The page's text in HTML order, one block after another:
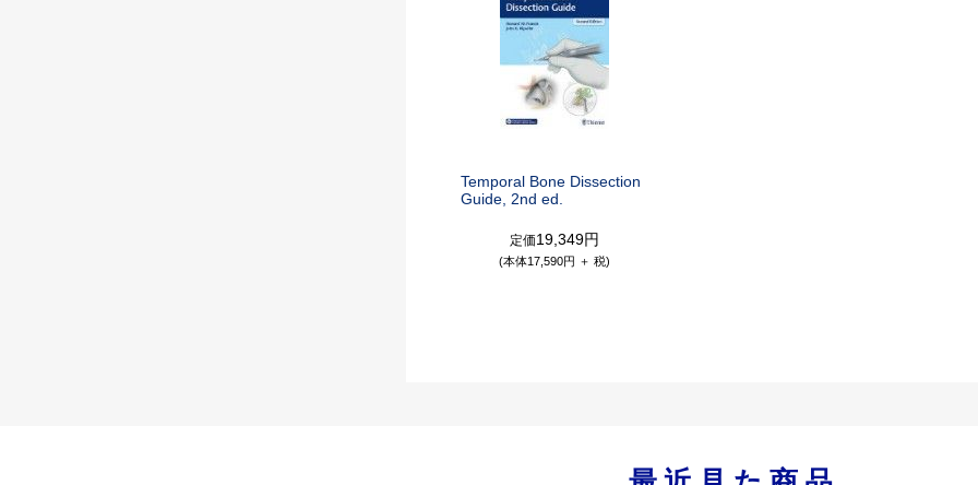
Temporal Bone Dissection
Guide, 2nd ed.
定価19,349円
(本体17,590円 ＋ 税)